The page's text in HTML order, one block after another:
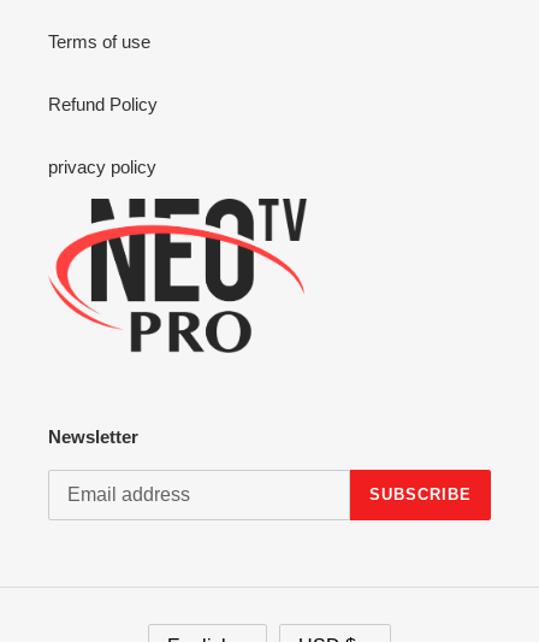
Terms of use
Refund Policy
privacy policy
Newsletter
SUBSCRIBE